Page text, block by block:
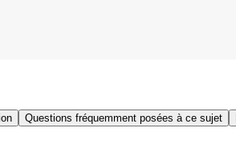
Questions fréquemment posées à ce sujet